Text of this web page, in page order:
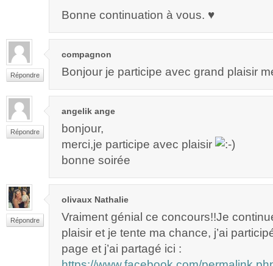
Bonne continuation à vous. ♥
Répondre
compagnon
Bonjour je participe avec grand plaisir
Répondre
angelik ange
bonjour,
merci,je participe avec plaisir
bonne soirée
Répondre
olivaux Nathalie
Vraiment génial ce concours!!Je
plaisir et je tente ma chance, j’ai
page et j’ai partagé ici :